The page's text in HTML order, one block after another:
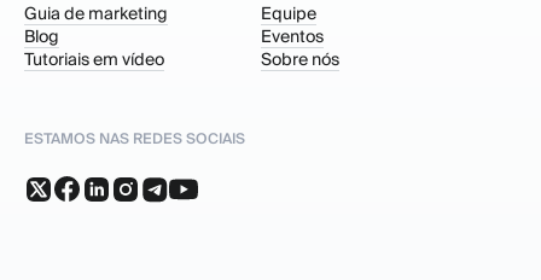
Guia de marketing
Blog
Tutoriais em vídeo
Equipe
Eventos
Sobre nós
ESTAMOS NAS REDES SOCIAIS